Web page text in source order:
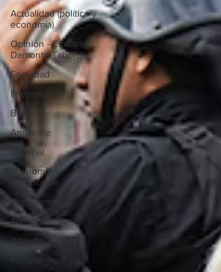
Actualidad (política y
economía)
Opinión - Emiliano
Damonte Taborda
Sociedad
Internacional
Bitácora
Ambiente
Editorial
Economía y
Producción
#economia
#consumo
#deuda